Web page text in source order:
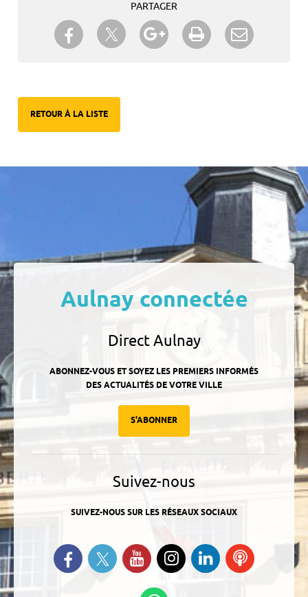
PARTAGER
Partager sur Facebook
Partager sur TwitterPartager sur Google+
Imprimer
RETOUR À LA LISTE
Aulnay connectée
Direct Aulnay
ABONNEZ-VOUS ET SOYEZ LES PREMIERS INFORMÉS
DES ACTUALITÉS DE VOTRE VILLE
S'ABONNER
Suivez-nous
SUIVEZ-NOUS SUR LES RÉSEAUX SOCIAUX
Retrouvez-nous sur Facebook
Suivez-nous sur Twitter
Suivez-nous sur YouTube
Suivez-nous sur
Instagram
Retrouvez-
nous sur
Ecoutez